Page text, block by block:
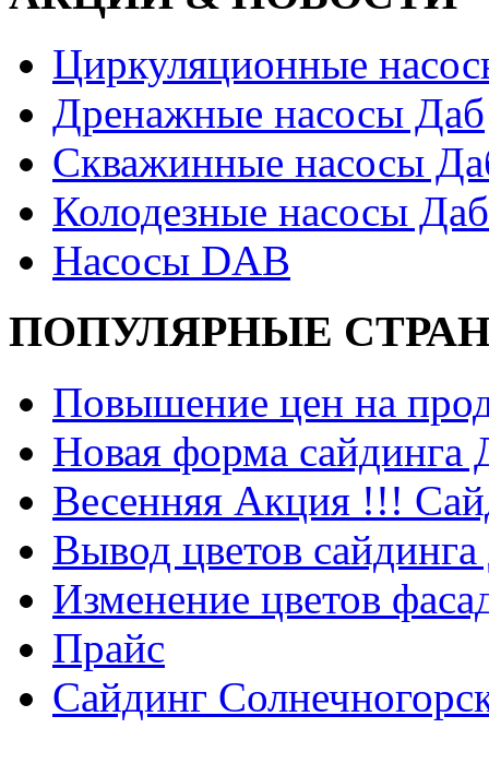
Циркуляционные
Дренажные насосы Даб
Скважинные насосы
Колодезные насосы Даб
Насосы DAB
ПОПУЛЯРНЫЕ
Повышение цен на
Новая форма
Весенняя Акция !!!
Вывод цветов
Изменение цветов
Прайс
Сайдинг